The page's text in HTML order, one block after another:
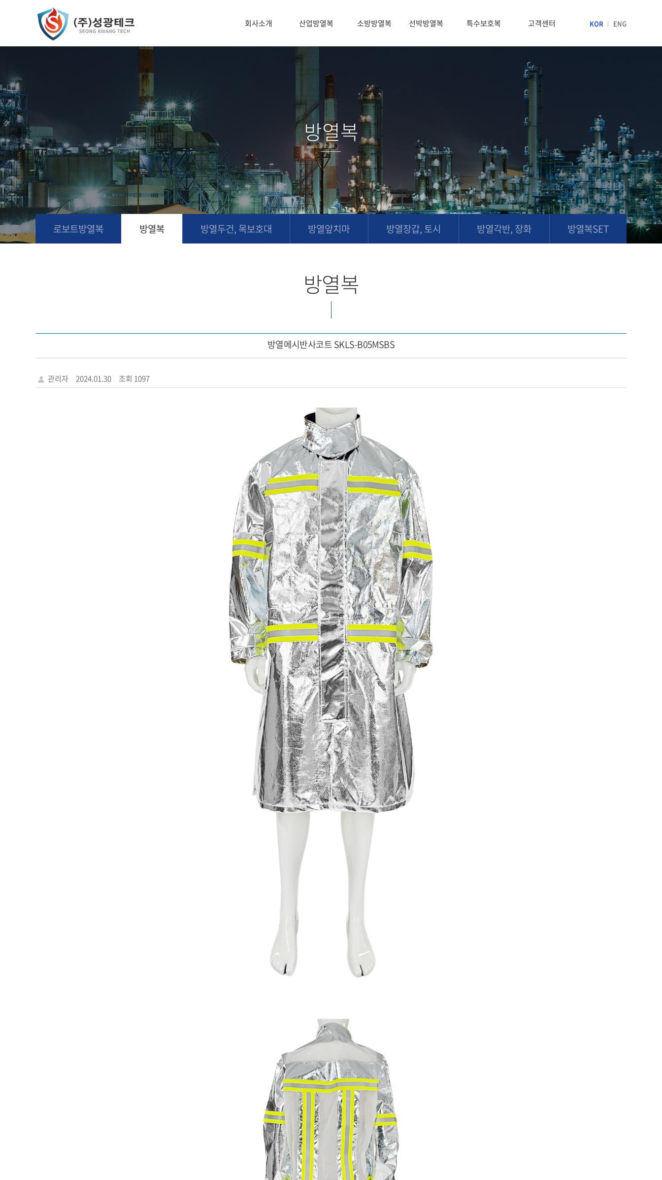
KOR ENG
회사소개 산업방열복 소방방열복 선박방열복 특수보호복 고객센터
방열복
로보트방열복 방열복 방열두건, 목보호대 방열앞치마 방열장갑, 토시 방열각반, 장화 방열복SET
방열복
방열메시반사코트 SKLS-B05MSBS
관리자 2024.01.30 조회 1097